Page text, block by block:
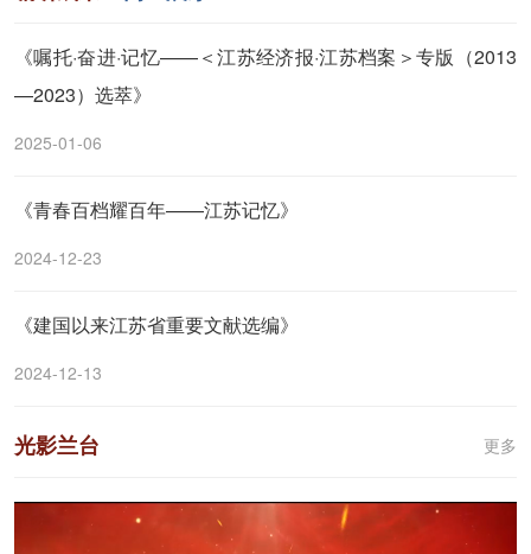
《嘱托·奋进·记忆——＜江苏经济报·江苏档案＞专版（2013
—2023）选萃》
2025-01-06
《青春百档耀百年——江苏记忆》
2024-12-23
《建国以来江苏省重要文献选编》
2024-12-13
光影兰台 更多